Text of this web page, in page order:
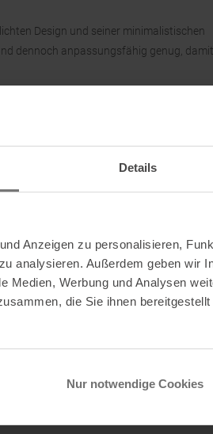
Details
Anzeigen zu personalisieren,
analysieren. Außerdem geben wir
Medien, Werbung und Analysen
die Sie ihnen
Nur notwendige Cookies
Design und seiner minimalistischen
dennoch anpassungsfähig genug,
Passform und Leistung entwickelt und
Lüftungsschlitze lassen Dunst aus der
anderen Helmen der Obex-Familie, was
(separat erhältlich) und wurde für